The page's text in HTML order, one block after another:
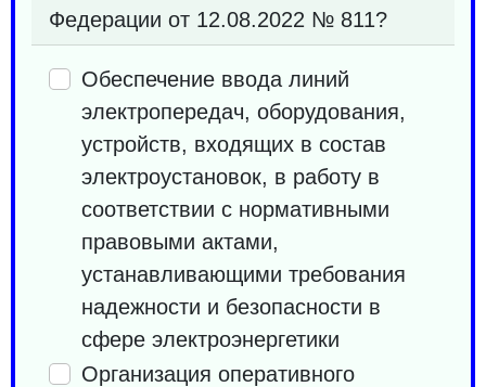
Федерации от 12.08.2022 № 811?
Обеспечение ввода линий
электропередач, оборудования,
устройств, входящих в состав
электроустановок, в работу в
соответствии с нормативными
правовыми актами,
устанавливающими требования
надежности и безопасности в
сфере электроэнергетики
Организация оперативного